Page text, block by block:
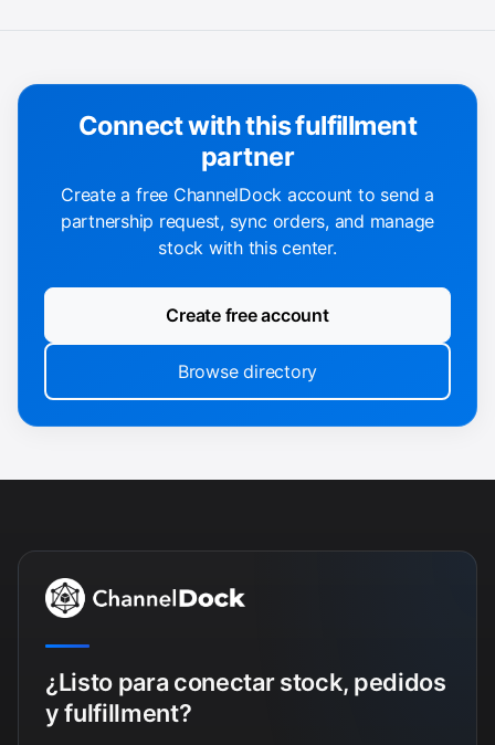
Connect with this fulfillment
partner
Create a free ChannelDock account to send a
partnership request, sync orders, and manage
stock with this center.
Create free account
Browse directory
¿Listo para conectar stock, pedidos
y fulfillment?